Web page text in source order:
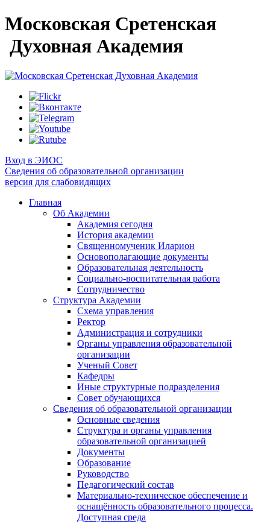
Московская Сретенская
Духовная Академия
Вход в ЭИОС
Сведения об образовательной организации
версия для слабовидящих
Главная
Об Академии
Академия сегодня
История академии
Священномученик Иларион
Основополагающие документы
Образовательная деятельность
Социально-воспитательная работа
Сотрудничество
Структура Академии
Схема управления
Ректор
Администрация и сотрудники
Органы управления образовательной
организации
Ученый Совет
Кафедры
Иные структурные подразделения
Совет обучающихся
Сведения об образовательной организации
Основные сведения
Структура и органы управления
образовательной организацией
Документы
Образование
Руководство
Педагогический состав
Материально-техническое обеспечение и
оснащённость образовательного процесса.
Доступная среда